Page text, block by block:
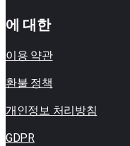
에 대한
이용 약관
환불 정책
개인정보 처리방침
GDPR